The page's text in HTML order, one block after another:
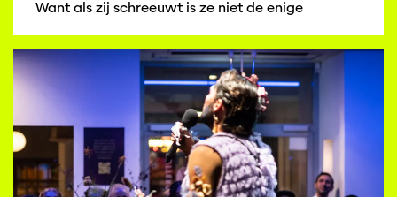
Want als zij schreeuwt is ze niet de enige